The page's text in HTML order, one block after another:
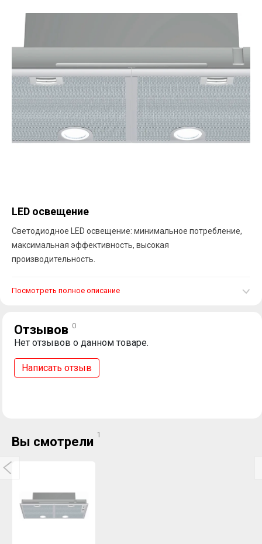
LED освещение
Светодиодное LED освещение: минимальное потребление,
максимальная эффективность, высокая
производительность.
Посмотреть полное описание
Отзывов 0
Нет отзывов о данном товаре.
Написать отзыв
Вы смотрели 1